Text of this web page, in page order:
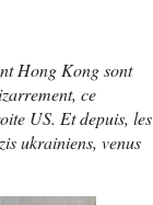
Hong Kong sont
ce
US. Et depuis, les
ukrainiens, venus